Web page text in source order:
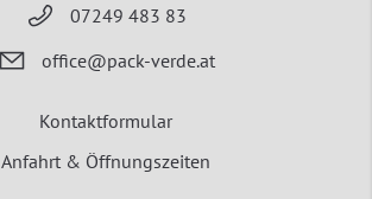
07249 483 83
office@pack-verde.at
Kontaktformular
Anfahrt & Öffnungszeiten